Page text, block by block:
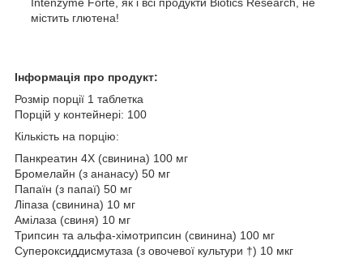
містить глютена!
Інформація про продукт:
Розмір порції 1 таблетка
Порцій у контейнері: 100
Кількість на порцію:
Панкреатин 4X (свинина) 100 мг
Бромелайн (з ананасу) 50 мг
Папаїн (з папаї) 50 мг
Ліпаза (свинина) 10 мг
Амілаза (свиня) 10 мг
Трипсин та альфа-хімотрипсин (свинина) 100 мг
Супероксиддисмутаза (з овочевої культури †) 10 мкг